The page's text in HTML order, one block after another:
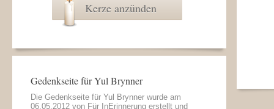
Kerze anzünden
Gedenkseite für Yul Brynner
Die Gedenkseite für Yul Brynner wurde am
06.05.2012 von Für InErinnerung erstellt und